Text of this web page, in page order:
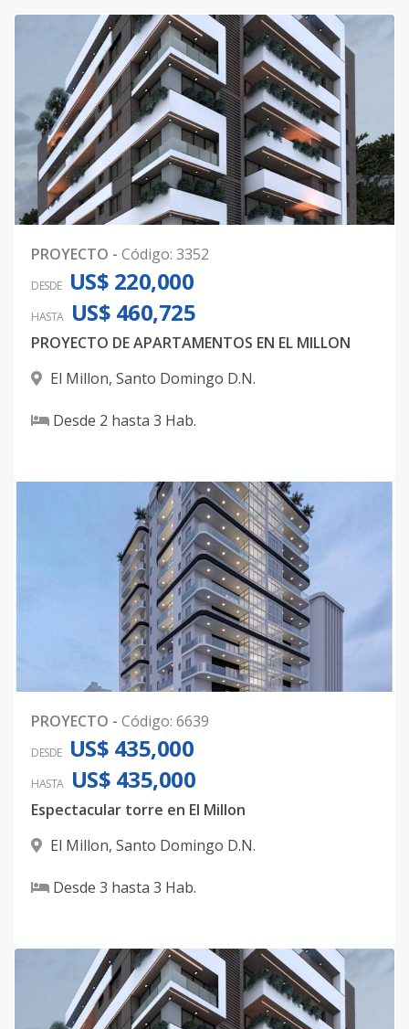
PROYECTO - Código: 3352
DESDE US$ 220,000
HASTA US$ 460,725
PROYECTO DE APARTAMENTOS EN EL MILLON
El Millon, Santo Domingo D.N.
Desde 2 hasta 3 Hab.
PROYECTO - Código: 6639
DESDE US$ 435,000
HASTA US$ 435,000
Espectacular torre en El Millon
El Millon, Santo Domingo D.N.
Desde 3 hasta 3 Hab.